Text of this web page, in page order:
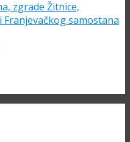
zgrade Žitnice,
Franjevačkog samostana